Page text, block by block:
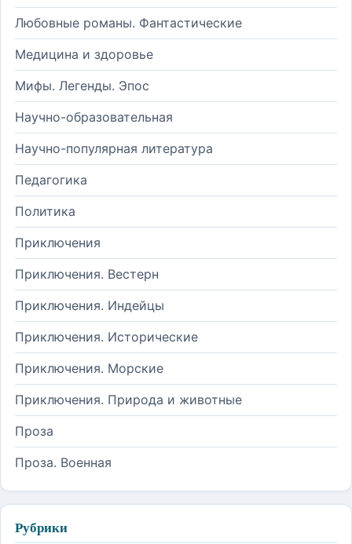
Любовные романы. Фантастические
Медицина и здоровье
Мифы. Легенды. Эпос
Научно-образовательная
Научно-популярная литература
Педагогика
Политика
Приключения
Приключения. Вестерн
Приключения. Индейцы
Приключения. Исторические
Приключения. Морские
Приключения. Природа и животные
Проза
Проза. Военная
Рубрики